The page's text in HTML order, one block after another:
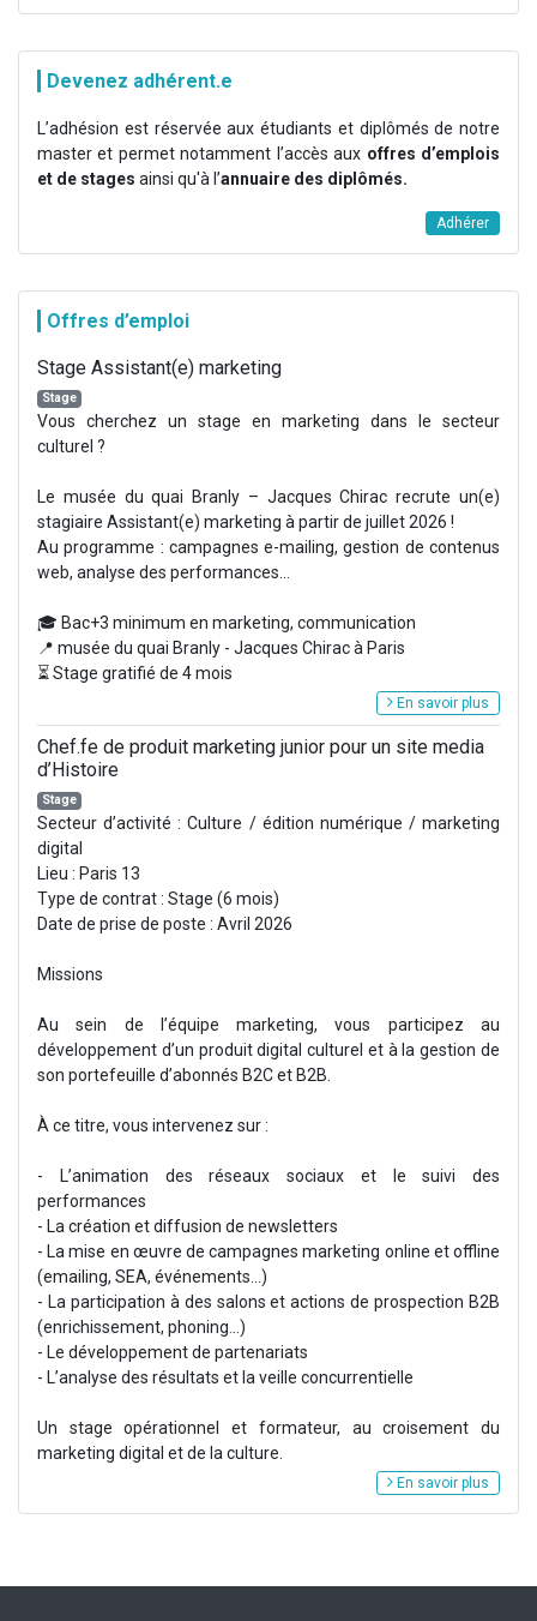
Devenez adhérent.e
L’adhésion est réservée aux étudiants et diplômés de notre
master et permet notamment l’accès aux offres d’emplois
et de stages ainsi qu'à l’annuaire des diplômés.
Adhérer
Offres d’emploi
Stage Assistant(e) marketing
Stage
Vous cherchez un stage en marketing dans le secteur
culturel ?
Le musée du quai Branly – Jacques Chirac recrute un(e)
stagiaire Assistant(e) marketing à partir de juillet 2026 !
Au programme : campagnes e-mailing, gestion de contenus
web, analyse des performances...
🎓 Bac+3 minimum en marketing, communication
📍 musée du quai Branly - Jacques Chirac à Paris
⏳ Stage gratifié de 4 mois
En savoir plus
Chef.fe de produit marketing junior pour un site media
d’Histoire
Stage
Secteur d’activité : Culture / édition numérique / marketing
digital
Lieu : Paris 13
Type de contrat : Stage (6 mois)
Date de prise de poste : Avril 2026
Missions
Au sein de l’équipe marketing, vous participez au
développement d’un produit digital culturel et à la gestion de
son portefeuille d’abonnés B2C et B2B.
À ce titre, vous intervenez sur :
- L’animation des réseaux sociaux et le suivi des
performances
- La création et diffusion de newsletters
- La mise en œuvre de campagnes marketing online et offline
(emailing, SEA, événements…)
- La participation à des salons et actions de prospection B2B
(enrichissement, phoning...)
- Le développement de partenariats
- L’analyse des résultats et la veille concurrentielle
Un stage opérationnel et formateur, au croisement du
marketing digital et de la culture.
En savoir plus